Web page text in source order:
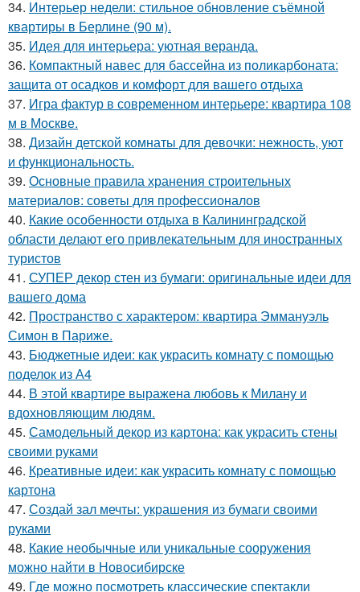
34. Интерьер недели: стильное обновление съёмной
квартиры в Берлине (90 м).
35. Идея для интерьера: уютная веранда.
36. Компактный навес для бассейна из поликарбоната:
защита от осадков и комфорт для вашего отдыха
37. Игра фактур в современном интерьере: квартира 108
м в Москве.
38. Дизайн детской комнаты для девочки: нежность, уют
и функциональность.
39. Основные правила хранения строительных
материалов: советы для профессионалов
40. Какие особенности отдыха в Калининградской
области делают его привлекательным для иностранных
туристов
41. СУПЕР декор стен из бумаги: оригинальные идеи для
вашего дома
42. Пространство с характером: квартира Эммануэль
Симон в Париже.
43. Бюджетные идеи: как украсить комнату с помощью
поделок из А4
44. В этой квартире выражена любовь к Милану и
вдохновляющим людям.
45. Самодельный декор из картона: как украсить стены
своими руками
46. Креативные идеи: как украсить комнату с помощью
картона
47. Создай зал мечты: украшения из бумаги своими
руками
48. Какие необычные или уникальные сооружения
можно найти в Новосибирске
49. Где можно посмотреть классические спектакли